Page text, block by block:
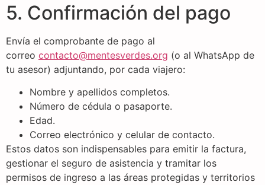
5. Confirmación del pago
Envía el comprobante de pago al
correo contacto@mentesverdes.org (o al WhatsApp de
tu asesor) adjuntando, por cada viajero:
Nombre y apellidos completos.
Número de cédula o pasaporte.
Edad.
Correo electrónico y celular de contacto.
Estos datos son indispensables para emitir la factura,
gestionar el seguro de asistencia y tramitar los
permisos de ingreso a las áreas protegidas y territorios